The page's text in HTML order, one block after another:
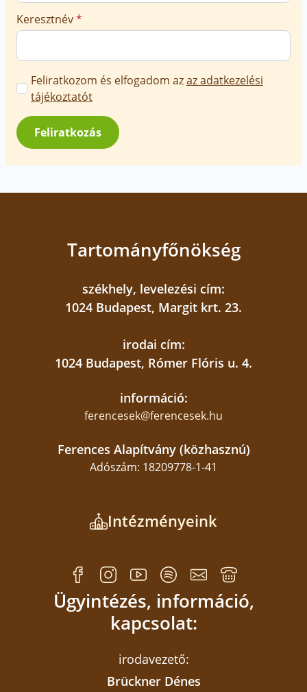
Keresztnév*
Marketing
üzenetek
jóváhagyása
*
Feliratkozom és elfogadom azaz adatkezelési
tájékoztatót
Feliratkozás
Tartományfőnökség
székhely, levelezési cím:
1024 Budapest, Margit krt. 23.
irodai cím:
1024 Budapest, Rómer Flóris u. 4.
információ:
ferencesek@ferencesek.hu
Ferences Alapítvány (közhasznú)
Adószám: 18209778-1-41
Intézményeink
Ügyintézés, információ,
kapcsolat:
irodavezető:
Brückner Dénes